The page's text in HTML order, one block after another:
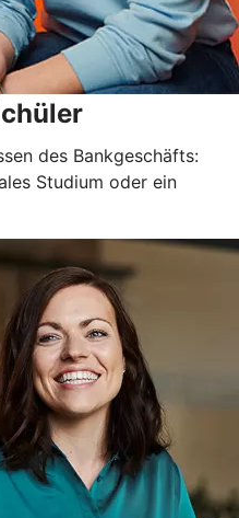
des Bankgeschäfts:
Studium oder ein